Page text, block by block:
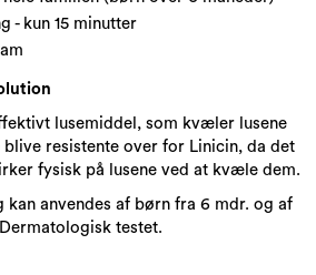
- kun 15 minutter
lusemiddel, som kvæler lusene
blive resistente over for Linicin, da det
fysisk på lusene ved at kvæle dem.
anvendes af børn fra 6 mdr. og af
testet.